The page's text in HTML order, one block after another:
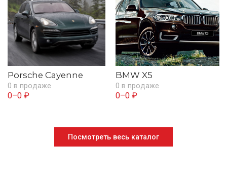
Porsche Cayenne
0 в продаже
0–0 ₽
BMW X5
0 в продаже
0–0 ₽
Посмотреть весь каталог